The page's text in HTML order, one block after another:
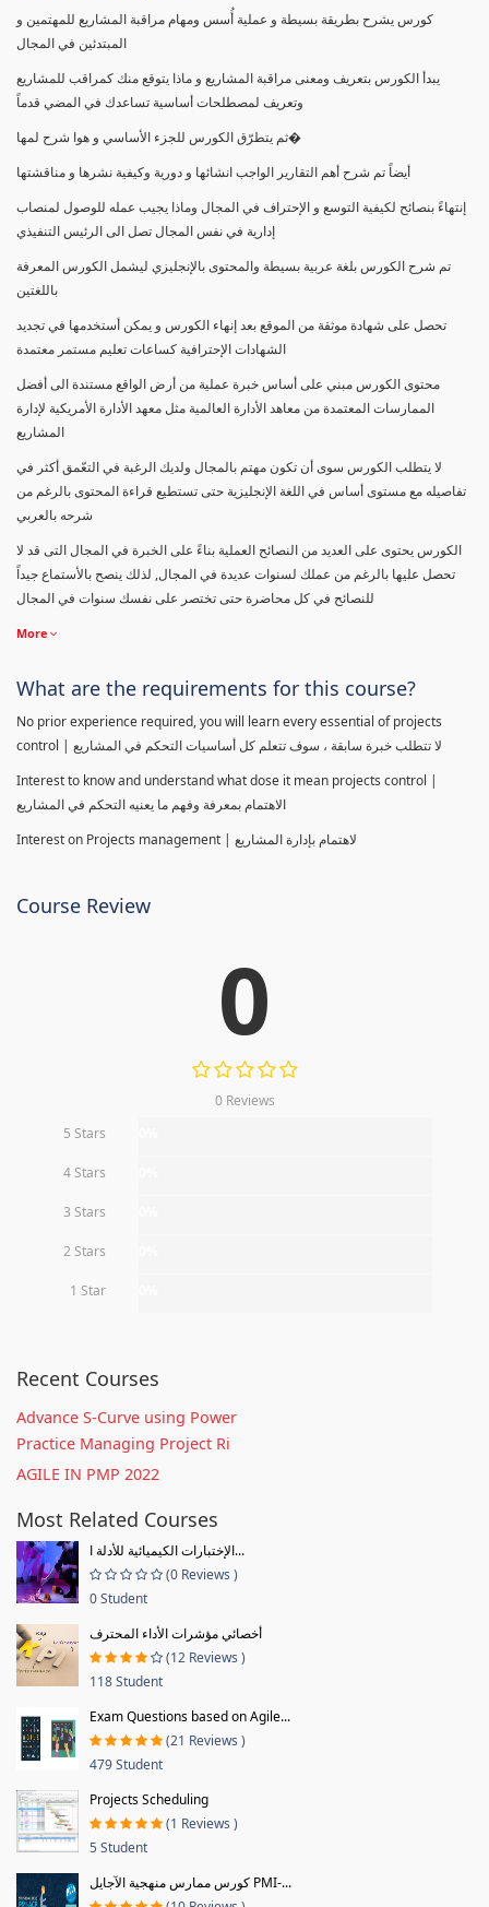
كورس يشرح بطريقة بسيطة و عملية أُسس ومهام مراقبة المشاريع للمهتمين و
المبتدئين في المجال
يبدأ الكورس بتعريف ومعنى مراقبة المشاريع و ماذا يتوقع منك كمراقب للمشاريع
وتعريف لمصطلحات أساسية تساعدك في المضي قدماً
ثم يتطرّق الكورس للجزء الأساسي و هوا شرح لمها�
أيضاً تم شرح أهم التقارير الواجب انشائها و دورية وكيفية نشرها و مناقشتها
إنتهاءً بنصائح لكيفية التوسع و الإحتراف في المجال وماذا يجيب عمله للوصول لمنصاب
إدارية في نفس المجال تصل الى الرئيس التنفيذي
تم شرح الكورس بلغة عربية بسيطة والمحتوى بالإنجليزي ليشمل الكورس المعرفة
باللغتين
تحصل على شهادة موثقة من الموقع بعد إنهاء الكورس و يمكن أستخدمها في تجديد
الشهادات الإحترافية كساعات تعليم مستمر معتمدة
محتوى الكورس مبني على أساس خبرة عملية من أرض الواقع مستندة الى أفضل
الممارسات المعتمدة من معاهد الأدارة العالمية مثل معهد الأدارة الأمريكية لإدارة
المشاريع
لا يتطلب الكورس سوى أن تكون مهتم بالمجال ولديك الرغبة في التعّمق أكثر في
تفاصيله مع مستوى أساس في اللغة الإنجليزية حتى تستطيع قراءة المحتوى بالرغم من
شرحه بالعربي
الكورس يحتوى على العديد من النصائح العملية بناءً على الخبرة في المجال التى قد لا
تحصل عليها بالرغم من عملك لسنوات عديدة في المجال, لذلك ينصح بالأستماع جيداً
للنصائح في كل محاضرة حتى تختصر على نفسك سنوات في المجال
More
What are the requirements for this course?
No prior experience required, you will learn every essential of projects
control | لا تتطلب خبرة سابقة ، سوف تتعلم كل أساسيات التحكم في المشاريع
Interest to know and understand what dose it mean projects control |
الاهتمام بمعرفة وفهم ما يعنيه التحكم في المشاريع
Interest on Projects management | لاهتمام بإدارة المشاريع
Course Review
0
0 Reviews
5 Stars
4 Stars
3 Stars
2 Stars
1 Star
Recent Courses
Advance S-Curve using Power
Practice Managing Project Ri
AGILE IN PMP 2022
Most Related Courses
الإختبارات الكيميائية للأدلة ا...
(0 Reviews )
0 Student
أخصائي مؤشرات الأداء المحترف
(12 Reviews )
118 Student
Exam Questions based on Agile...
(21 Reviews )
479 Student
Projects Scheduling
(1 Reviews )
5 Student
كورس ممارس منهجية الآجايل PMI-...